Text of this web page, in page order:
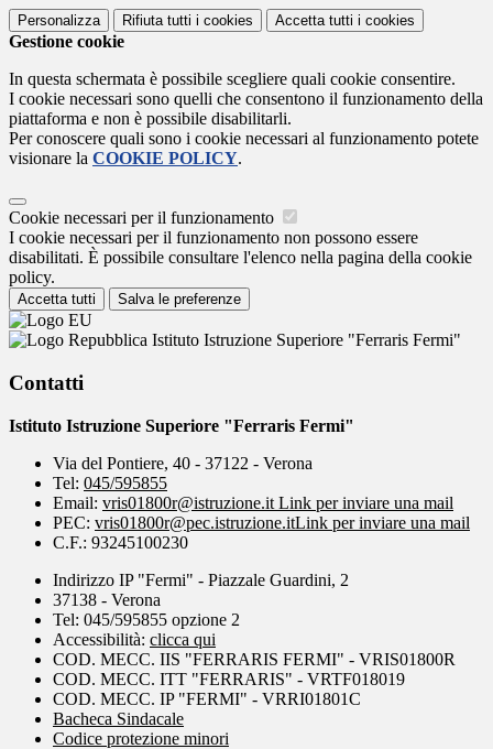
Personalizza Rifiuta tutti i cookies Accetta tutti i cookies
Gestione cookie
In questa schermata è possibile scegliere quali cookie consentire.
I cookie necessari sono quelli che consentono il funzionamento della
piattaforma e non è possibile disabilitarli.
Per conoscere quali sono i cookie necessari al funzionamento potete
visionare la COOKIE POLICY.
Cookie necessari per il funzionamento
I cookie necessari per il funzionamento non possono essere
disabilitati. È possibile consultare l'elenco nella pagina della cookie
policy.
Accetta tutti Salva le preferenze
Istituto Istruzione Superiore "Ferraris Fermi"
Contatti
Istituto Istruzione Superiore "Ferraris Fermi"
Via del Pontiere, 40 - 37122 - Verona
Tel: 045/595855
Email: vris01800r@istruzione.it Link per inviare una mail
PEC: vris01800r@pec.istruzione.itLink per inviare una mail
C.F.: 93245100230
Indirizzo IP "Fermi" - Piazzale Guardini, 2
37138 - Verona
Tel: 045/595855 opzione 2
Accessibilità: clicca qui
COD. MECC. IIS "FERRARIS FERMI" - VRIS01800R
COD. MECC. ITT "FERRARIS" - VRTF018019
COD. MECC. IP "FERMI" - VRRI01801C
Bacheca Sindacale
Codice protezione minori